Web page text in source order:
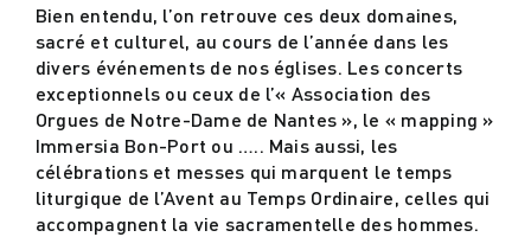
Bien entendu, l’on retrouve ces deux domaines,
sacré et culturel, au cours de l’année dans les
divers événements de nos églises. Les concerts
exceptionnels ou ceux de l’« Association des
Orgues de Notre-Dame de Nantes », le « mapping »
Immersia Bon-Port ou ….. Mais aussi, les
célébrations et messes qui marquent le temps
liturgique de l’Avent au Temps Ordinaire, celles qui
accompagnent la vie sacramentelle des hommes.